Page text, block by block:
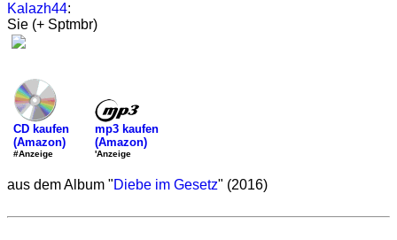
Kalazh44:
Sie (+ Sptmbr)
CD kaufen
(Amazon)
#Anzeige
mp3 kaufen
(Amazon)
'Anzeige
aus dem Album "Diebe im Gesetz" (2016)